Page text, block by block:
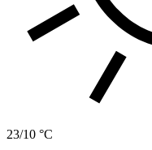
23/10 °C